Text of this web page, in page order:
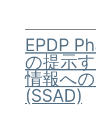
EPDP
の提示
情報へ
(SSAD)